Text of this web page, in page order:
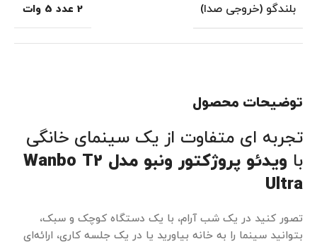
توضیحات محصول
تجربه ای متفاوت از یک سینمای خانگی
با
ویدئو پروژکتور ونبو مدل Wanbo T2
Ultra
تصور کنید در یک شب آرام، با یک دستگاه کوچک و سبک،
بتوانید سینما را به خانه بیاورید یا در یک جلسه کاری، ارائه‌ای
بلندگو (خروجی صدا) 2 عدد 5 وات